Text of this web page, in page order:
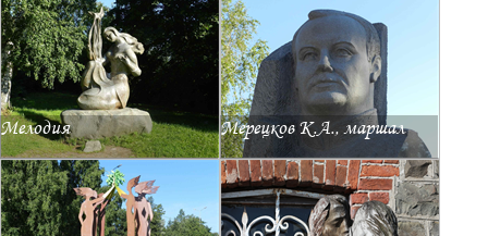
Мелодия Мерецков К.А., маршал